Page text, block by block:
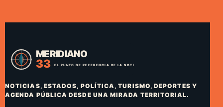
NOTICIAS, ESTADOS, POLÍTICA, TURISMO, DEPORTES Y
AGENDA PÚBLICA DESDE UNA MIRADA TERRITORIAL.